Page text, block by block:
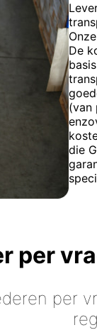
De
(van
die
per
per